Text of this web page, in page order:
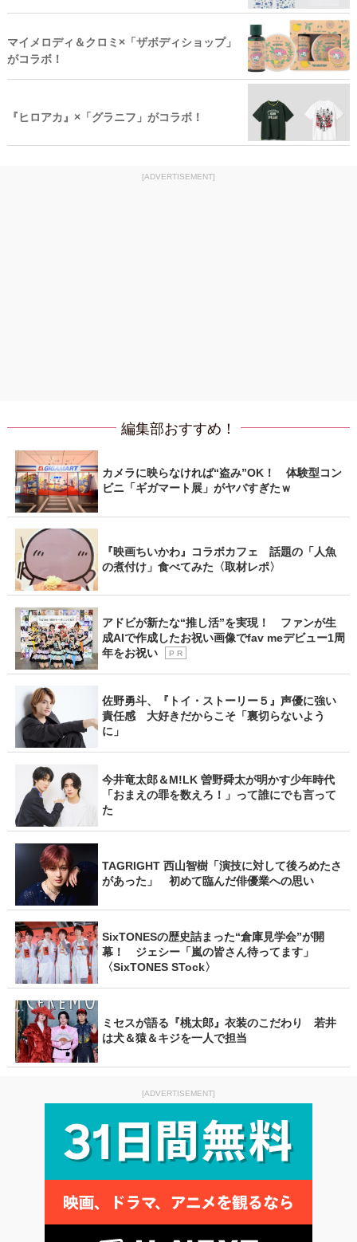
マイメロディ＆クロミ×「ザボディショップ」
がコラボ！
『ヒロアカ』×「グラニフ」がコラボ！
[ADVERTISEMENT]
編集部おすすめ！
カメラに映らなければ“盗み”OK！ 体験型コン
ビニ「ギガマート展」がヤバすぎたｗ
『映画ちいかわ』コラボカフェ 話題の「人魚
の煮付け」食べてみた〈取材レポ〉
アドビが新たな“推し活”を実現！ ファンが生
成AIで作成したお祝い画像でfav meデビュー1周
年をお祝い
P R
佐野勇斗、『トイ・ストーリー５』声優に強い
責任感 大好きだからこそ「裏切らないよう
に」
今井竜太郎＆M!LK 曽野舜太が明かす少年時代
「おまえの罪を数えろ！」って誰にでも言って
た
TAGRIGHT 西山智樹「演技に対して後ろめたさ
があった」 初めて臨んだ俳優業への思い
SixTONESの歴史詰まった“倉庫見学会”が開
幕！ ジェシー「嵐の皆さん待ってます」
〈SixTONES STock〉
ミセスが語る『桃太郎』衣装のこだわり 若井
は犬＆猿＆キジを一人で担当
[ADVERTISEMENT]